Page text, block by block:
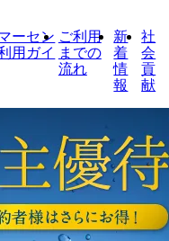
ーセン
用ガイ
ご利用
までの
流れ
新
着
情
報
社
会
貢
献